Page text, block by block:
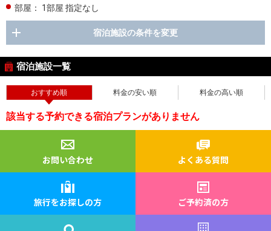
部屋：
1部屋 指定なし
宿泊施設の条件を変更
宿泊施設一覧
おすすめ順 料金の安い順 料金の高い順
該当する予約できる宿泊プランがありません
お問い合わせ よくある質問
旅行をお探しの方 ご予約済の方